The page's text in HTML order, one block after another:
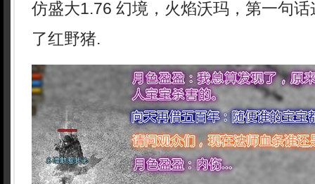
仿盛大1.76 幻境，火焰沃玛，第一句
了红野猪.